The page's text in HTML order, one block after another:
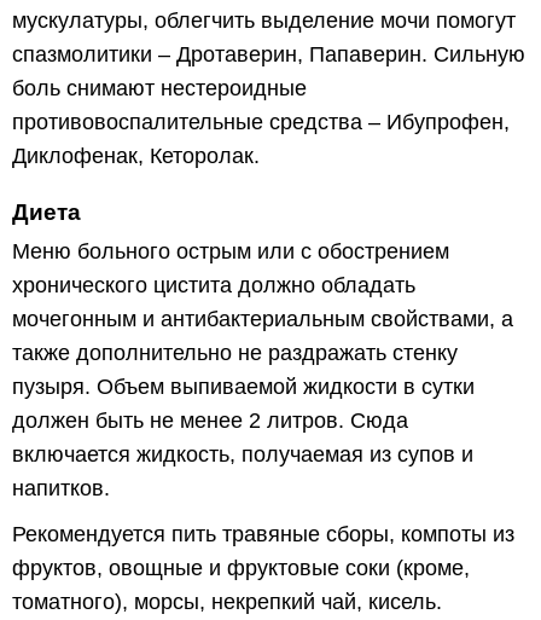
мускулатуры, облегчить выделение мочи помогут
спазмолитики – Дротаверин, Папаверин. Сильную
боль снимают нестероидные
противовоспалительные средства – Ибупрофен,
Диклофенак, Кеторолак.
Диета
Меню больного острым или с обострением
хронического цистита должно обладать
мочегонным и антибактериальным свойствами, а
также дополнительно не раздражать стенку
пузыря. Объем выпиваемой жидкости в сутки
должен быть не менее 2 литров. Сюда
включается жидкость, получаемая из супов и
напитков.
Рекомендуется пить травяные сборы, компоты из
фруктов, овощные и фруктовые соки (кроме,
томатного), морсы, некрепкий чай, кисель.